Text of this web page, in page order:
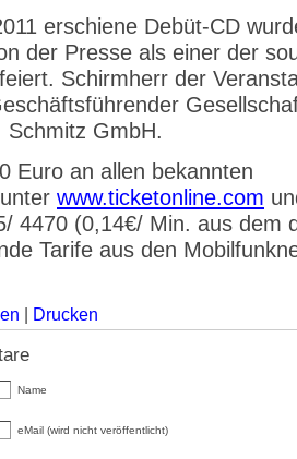
erschiene Debüt-CD
der Presse als einer der
Schirmherr der
GmbH.
Euro an allen bekannten
www.ticketonline.com
4470 (0,14€/ Min. aus dem
Tarife aus den
Drucken
Name
eMail (wird nicht veröffentlicht)